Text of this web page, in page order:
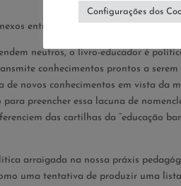
entre si e, principalmente, da
neutros, o livro-educador é
conhecimentos prontos a
novos conhecimentos em vista da
para preencher essa lacuna de
das cartilhas da “educação
arraigada na nossa práxis
uma tentativa de produzir uma
Configurações dos